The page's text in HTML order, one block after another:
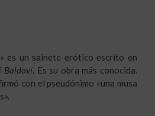
es un sainete erótico escrito en
Baldoví. Es su obra más conocida.
con el pseudónimo «una musa